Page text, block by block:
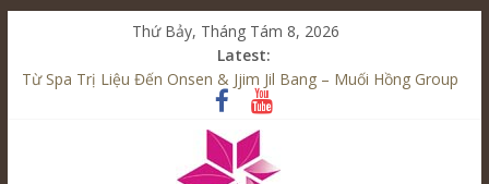
Thứ Bảy, Tháng Tám 8, 2026
Latest:
Từ Spa Trị Liệu Đến Onsen & Jjim Jil Bang – Muối Hồng Group
Kết Hợp Onsen & Jjim Jil Bang Trong Mô Hình Spa – Muối
Cham Riverside Onsen & Jjim Jil Bang Đà Nẵng Muối Hồng